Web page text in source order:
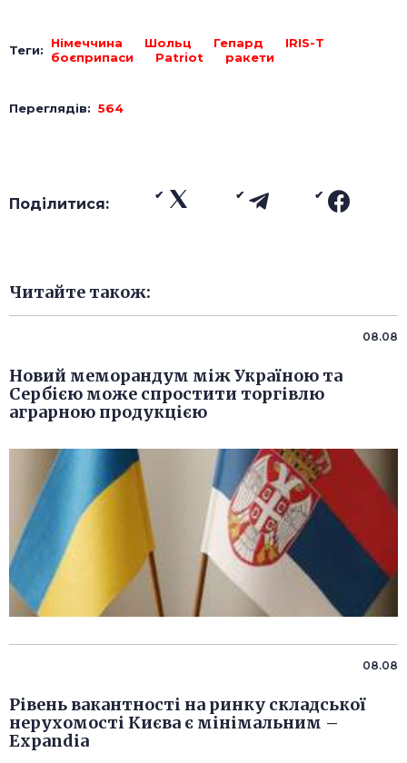
Теги: Німеччина Шольц Гепард
IRIS-T
боєприпаси
Patriot ракети
Переглядів: 564
Поділитися:
Читайте також:
08.08
Новий меморандум між Україною та
Сербією може спростити торгівлю
аграрною продукцією
08.08
Рівень вакантності на ринку складської
нерухомості Києва є мінімальним –
Expandia